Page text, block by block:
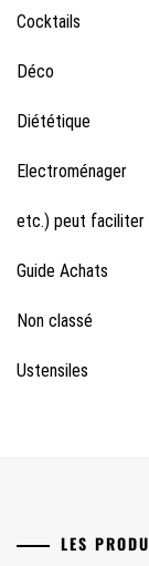
Cocktails
Déco
Diététique
Electroménager
etc.) peut faciliter
Guide Achats
Non classé
Ustensiles
LES